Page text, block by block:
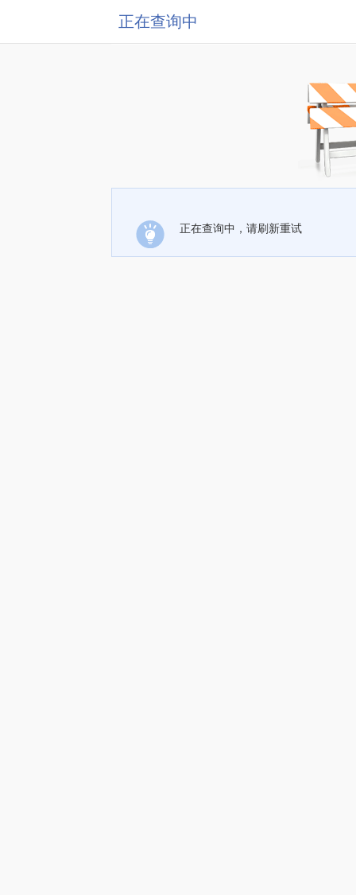
正在查询中
正在查询中，请刷新重试